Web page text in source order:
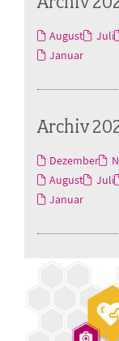
August Juli
Januar
Archiv
Dezember
August
Juli
Januar